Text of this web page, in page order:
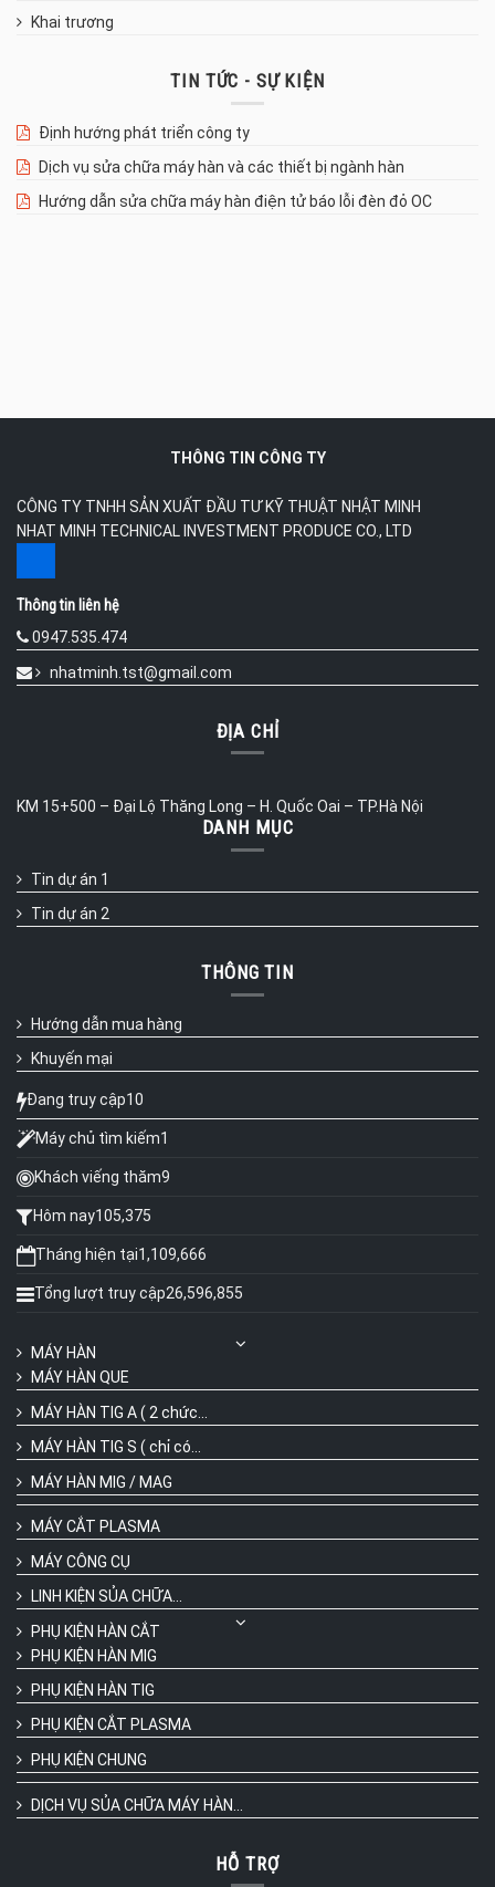
Khai trương
TIN TỨC - SỰ KIỆN
Định hướng phát triển công ty
Dịch vụ sửa chữa máy hàn và các thiết bị ngành hàn
Hướng dẫn sửa chữa máy hàn điện tử báo lỗi đèn đỏ OC
THÔNG TIN CÔNG TY
CÔNG TY TNHH SẢN XUẤT ĐẦU TƯ KỸ THUẬT NHẬT MINH
NHAT MINH TECHNICAL INVESTMENT PRODUCE CO., LTD
Thông tin liên hệ
0947.535.474
nhatminh.tst@gmail.com
ĐỊA CHỈ
KM 15+500 – Đại Lộ Thăng Long – H. Quốc Oai – TP.Hà Nội
DANH MỤC
Tin dự án 1
Tin dự án 2
THÔNG TIN
Hướng dẫn mua hàng
Khuyến mại
Đang truy cập10
Máy chủ tìm kiếm1
Khách viếng thăm9
Hôm nay105,375
Tháng hiện tại1,109,666
Tổng lượt truy cập26,596,855
MÁY HÀN
MÁY HÀN QUE
MÁY HÀN TIG A ( 2 chức...
MÁY HÀN TIG S ( chỉ có...
MÁY HÀN MIG / MAG
MÁY CẮT PLASMA
MÁY CÔNG CỤ
LINH KIỆN SỦA CHỮA...
PHỤ KIỆN HÀN CẮT
PHỤ KIỆN HÀN MIG
PHỤ KIỆN HÀN TIG
PHỤ KIỆN CẮT PLASMA
PHỤ KIỆN CHUNG
DỊCH VỤ SỦA CHỮA MÁY HÀN...
HỖ TRỢ